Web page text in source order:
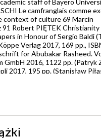
staff of Bayero
Le camfranglais comme
context of culture 69 Marcin
91 Robert PIĘTEK
in Honour of Sergio Baldi
Verlag 2017, 169 pp.,
for Abubakar Rasheed.
2016, 1122 pp. (Patryk
2017, 195 pp. (Stanisław